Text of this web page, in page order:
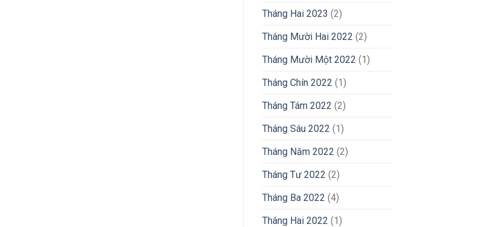
Tháng Hai 2023 (2)
Tháng Mười Hai 2022 (2)
Tháng Mười Một 2022 (1)
Tháng Chín 2022 (1)
Tháng Tám 2022 (2)
Tháng Sáu 2022 (1)
Tháng Năm 2022 (2)
Tháng Tư 2022 (2)
Tháng Ba 2022 (4)
Tháng Hai 2022 (1)